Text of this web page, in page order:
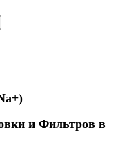
и Фильтров в